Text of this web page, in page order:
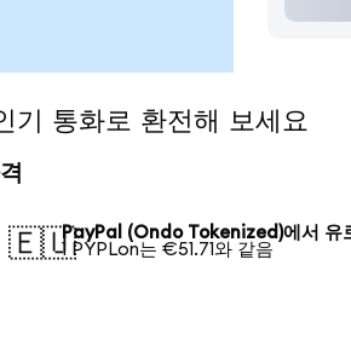
통화로 환전해 보세요
🇪🇺PayPal (Ondo Tokenized)에서 유
1 PYPLon는 €51.71와 같음